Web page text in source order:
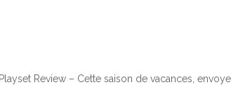
Review – Cette saison de vacances,